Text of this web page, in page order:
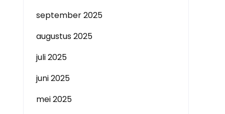
september 2025
augustus 2025
juli 2025
juni 2025
mei 2025